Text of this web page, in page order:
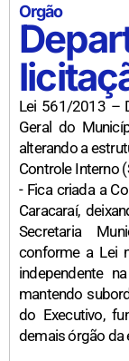
Orgão
Lei 561/2013 –
Geral do
alterando a
Controle Interno
- Fica criada a
Caracaraí,
Secretaria
conforme a Lei
independente
mantendo
do Executivo,
demais órgão da